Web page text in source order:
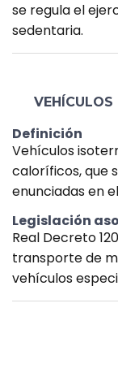
se regula el
sedentaria.
Definición
Vehículos
caloríficos, que
enunciadas en
Legislación
Real Decreto
transporte de
vehículos